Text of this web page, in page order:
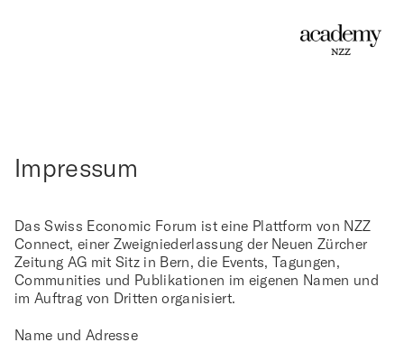
Impressum
Das Swiss Economic Forum ist eine Plattform von NZZ
Connect, einer Zweigniederlassung der Neuen Zürcher
Zeitung AG mit Sitz in Bern, die Events, Tagungen,
Communities und Publikationen im eigenen Namen und
im Auftrag von Dritten organisiert.
Name und Adresse